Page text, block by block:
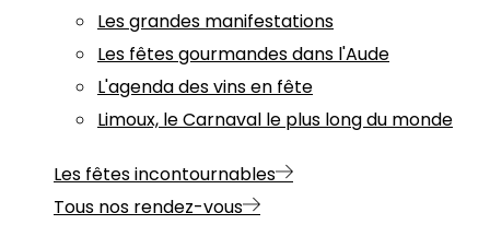
Les grandes manifestations
Les fêtes gourmandes dans l'Aude
L'agenda des vins en fête
Limoux, le Carnaval le plus long du monde
Les fêtes incontournables
Tous nos rendez-vous